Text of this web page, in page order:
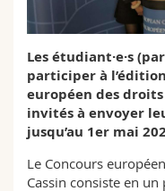
Sciences et
Interfacultaire
Collaborateurs
Doctorants
Webmail
Programme des
MyUnifr
Les étudiant·e·s
participer à
européen des droits
invités à envoyer
jusqu’au 1er mai
Le Concours
Cassin consiste en